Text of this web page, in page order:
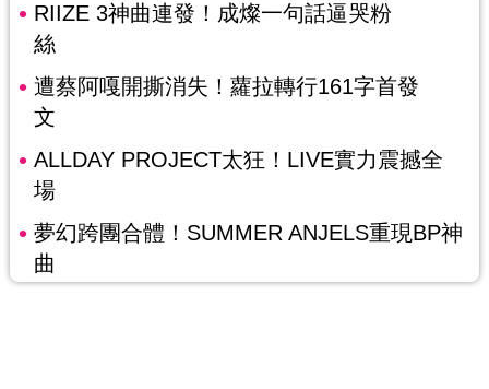
RIIZE 3神曲連發！成燦一句話逼哭粉
絲
遭蔡阿嘎開撕消失！蘿拉轉行161字首發
文
ALLDAY PROJECT太狂！LIVE實力震撼全
場
夢幻跨團合體！SUMMER ANJELS重現BP神
曲